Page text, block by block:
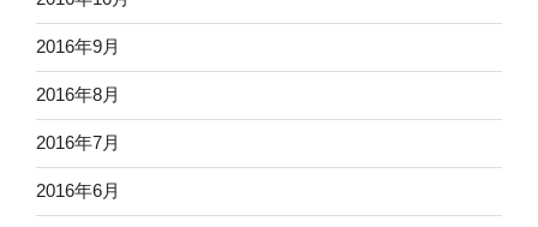
2016年9月
2016年8月
2016年7月
2016年6月